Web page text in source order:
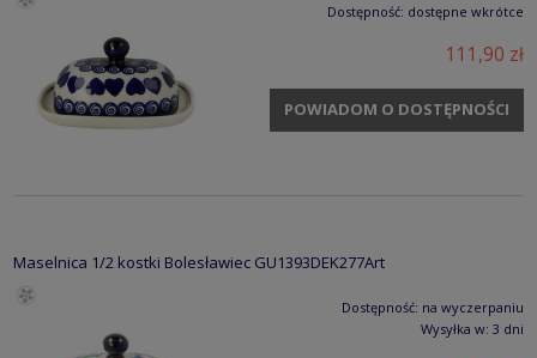
Dostępność: dostępne wkrótce
111,90 zł
POWIADOM O DOSTĘPNOŚCI
Maselnica 1/2 kostki Bolesławiec GU1393DEK277Art
Dostępność: na wyczerpaniu
Wysyłka w: 3 dni